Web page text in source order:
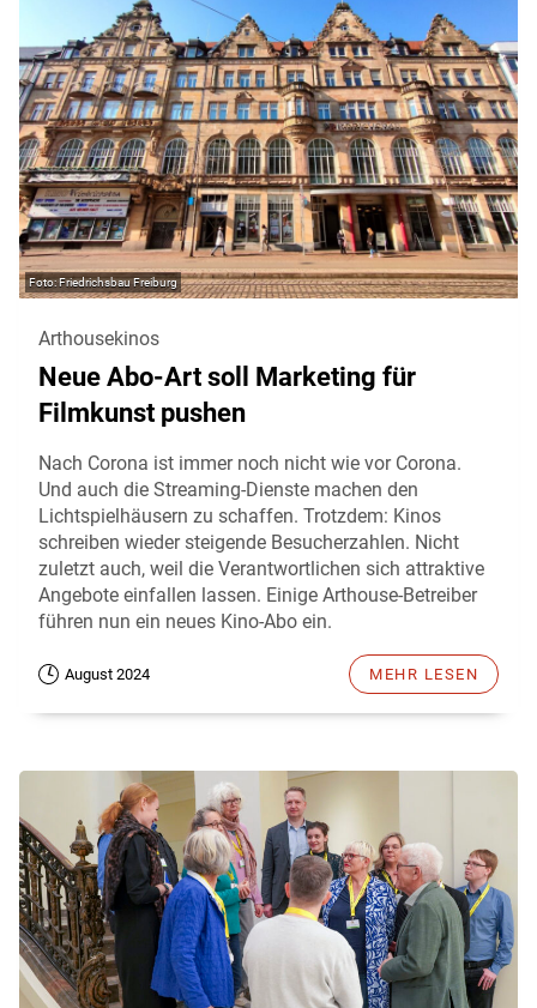
Friedrichsbau Freiburg
Arthousekinos
Neue Abo-Art soll Marketing für
Filmkunst pushen
Nach Corona ist immer noch nicht wie vor Corona.
Und auch die Streaming-Dienste machen den
Lichtspielhäusern zu schaffen. Trotzdem: Kinos
schreiben wieder steigende Besucherzahlen. Nicht
zuletzt auch, weil die Verantwortlichen sich attraktive
Angebote einfallen lassen. Einige Arthouse-Betreiber
führen nun ein neues Kino-Abo ein.
August 2024 MEHR LESEN